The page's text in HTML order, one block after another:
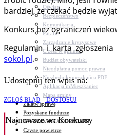
Oświata
Bezpieczeństwo
Komunikacja
Parafie
Zarządzanie kryzysowe
C.ześć w gminie!
Budżet obywatelski
Nieodpłatna pomoc prawna
Niezbędnik mieszkańca PDF
Aplikacja mMieszkaniec
Mapa gminy
Załatw sprawę
Pozyskane fundusze
GOSPODARKA ODPADAMI
Czyste powietrze
bardziej, że czekać będzie
Konkurs bez ograniczeń
Regulamin i karta
sokol.pl.
Udostępnij ten wpis na:
ZGŁOŚ BŁĄD DOSTOSUJ
Najnowszew: Konkursy